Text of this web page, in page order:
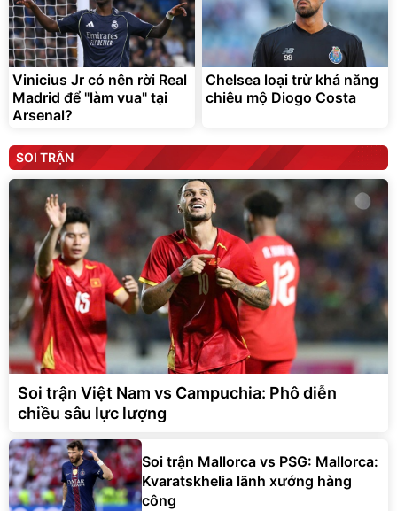
Vinicius Jr có nên rời Real
Madrid để "làm vua" tại
Arsenal?
Chelsea loại trừ khả năng
chiêu mộ Diogo Costa
SOI TRẬN
Soi trận Việt Nam vs Campuchia: Phô diễn
chiều sâu lực lượng
Soi trận Mallorca vs PSG: Mallorca:
Kvaratskhelia lãnh xướng hàng
công